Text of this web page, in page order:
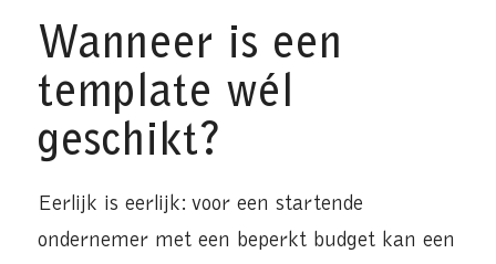
Wanneer is een
template wél
geschikt?
Eerlijk is eerlijk: voor een startende
ondernemer met een beperkt budget kan een